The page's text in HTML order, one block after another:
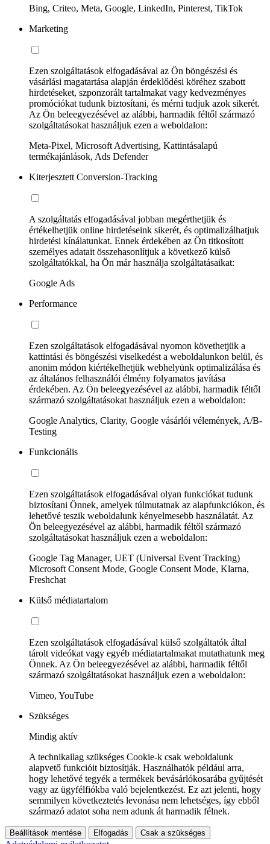
Bing, Criteo, Meta, Google, LinkedIn, Pinterest, TikTok
Marketing
Ezen szolgáltatások elfogadásával az Ön böngészési és
vásárlási magatartása alapján érdeklődési köréhez szabott
hirdetéseket, szponzorált tartalmakat vagy kedvezményes
promóciókat tudunk biztosítani, és mérni tudjuk azok sikerét.
Az Ön beleegyezésével az alábbi, harmadik féltől származó
szolgáltatásokat használjuk ezen a weboldalon:
Meta-Pixel, Microsoft Advertising, Kattintásalapú
termékajánlások, Ads Defender
Kiterjesztett Conversion-Tracking
A szolgáltatás elfogadásával jobban megérthetjük és
értékelhetjük online hirdetéseink sikerét, és optimalizálhatjuk
hirdetési kínálatunkat. Ennek érdekében az Ön titkosított
személyes adatait összehasonlítjuk a következő külső
szolgáltatókkal, ha Ön már használja szolgáltatásaikat:
Google Ads
Performance
Ezen szolgáltatások elfogadásával nyomon követhetjük a
kattintási és böngészési viselkedést a weboldalunkon belül, és
anonim módon kiértékelhetjük webhelyünk optimalizálása és
az általános felhasználói élmény folyamatos javítása
érdekében. Az Ön beleegyezésével az alábbi, harmadik féltől
származó szolgáltatásokat használjuk ezen a weboldalon:
Google Analytics, Clarity, Google vásárlói vélemények, A/B-
Testing
Funkcionális
Ezen szolgáltatások elfogadásával olyan funkciókat tudunk
biztosítani Önnek, amelyek túlmutatnak az alapfunkciókon, és
lehetővé teszik weboldalunk kényelmesebb használatát. Az
Ön beleegyezésével az alábbi, harmadik féltől származó
szolgáltatásokat használjuk ezen a weboldalon:
Google Tag Manager, UET (Universal Event Tracking)
Microsoft Consent Mode, Google Consent Mode, Klarna,
Freshchat
Külső médiatartalom
Ezen szolgáltatások elfogadásával külső szolgáltatók által
tárolt videókat vagy egyéb médiatartalmakat mutathatunk meg
Önnek. Az Ön beleegyezésével az alábbi, harmadik féltől
származó szolgáltatásokat használjuk ezen a weboldalon:
Vimeo, YouTube
Szükséges
Mindig aktív
A technikailag szükséges Cookie-k csak weboldalunk
alapvető funkcióit biztosítják. Használhatók például arra,
hogy lehetővé tegyék a termékek bevásárlókosarába gyűjtését
vagy az ügyfélfiókba való bejelentkezést. Ez azt jelenti, hogy
semmilyen következtetés levonása nem lehetséges, így ebből
származó adatot soha nem adunk át harmadik félnek.
Beállítások mentése Elfogadás Csak a szükséges